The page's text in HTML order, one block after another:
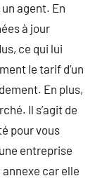
agent. En
à jour
ce qui lui
le tarif d’un
En plus,
Il s’agit de
pour vous
entreprise
car elle